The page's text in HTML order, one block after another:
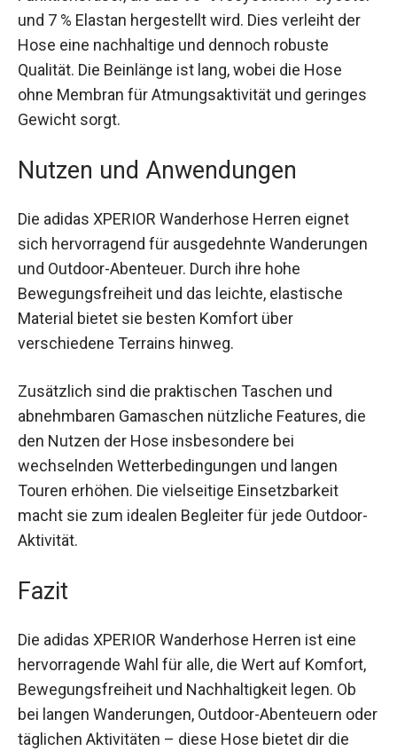
Polyester und 7 % Elastan hergestellt wird. Dies
verleiht der Hose eine nachhaltige und dennoch
robuste Qualität. Die Beinlänge ist lang, wobei die
Hose ohne Membran für Atmungsaktivität und
geringes Gewicht sorgt.
Nutzen und Anwendungen
sich hervorragend für ausgedehnte
Wanderungen und Outdoor-Abenteuer. Durch ihre
hohe Bewegungsfreiheit und das leichte,
elastische Material bietet sie besten Komfort
über verschiedene Terrains hinweg.
abnehmbaren Gamaschen nützliche Features, die
den Nutzen der Hose insbesondere bei
wechselnden Wetterbedingungen und langen
Touren erhöhen. Die vielseitige Einsetzbarkeit
macht sie zum idealen Begleiter für jede
Outdoor-Aktivität.
Fazit
hervorragende Wahl für alle, die Wert auf Komfort,
Bewegungsfreiheit und Nachhaltigkeit legen. Ob
bei langen Wanderungen, Outdoor-Abenteuern
oder täglichen Aktivitäten – diese Hose bietet dir